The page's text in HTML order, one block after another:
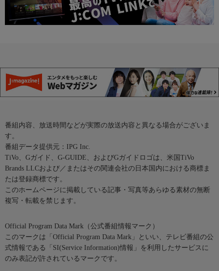
番組内容、放送時間などが実際の放送内容と異なる場合がございま
す。
番組データ提供元：IPG Inc.
TiVo、Gガイド、G-GUIDE、およびGガイドロゴは、米国TiVo
Brands LLCおよび／またはその関連会社の日本国内における商標ま
たは登録商標です。
このホームページに掲載している記事・写真等あらゆる素材の無断
複写・転載を禁じます。
Official Program Data Mark（公式番組情報マーク）
このマークは「Official Program Data Mark」といい、テレビ番組の公
式情報である「SI(Service Information)情報」を利用したサービスに
のみ表記が許されているマークです。